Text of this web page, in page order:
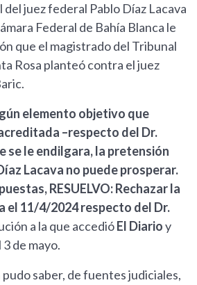
juez federal Pablo Díaz Lacava
Federal de Bahía Blanca le
que el magistrado del Tribunal
Rosa planteó contra el juez
elemento objetivo que
–respecto del Dr.
se le endilgara, la pretensión
Lacava no puede prosperar.
RESUELVO: Rechazar la
el 11/4/2024 respecto del Dr.
a la que accedióEl Diarioy
de mayo.
saber, de fuentes judiciales,